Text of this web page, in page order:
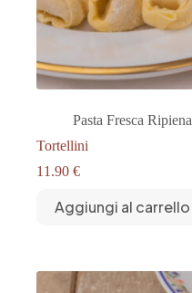
Pasta Fresca Ripiena
Tortellini
11.90 €
Aggiungi al carrello